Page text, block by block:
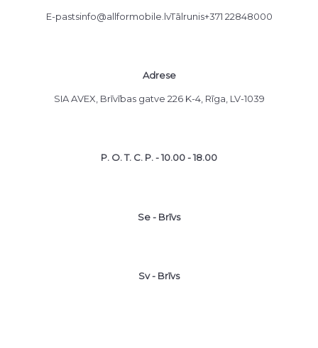
E-pastsinfo@allformobile.lvTālrunis+371 22848000
Adrese
SIA AVEX, Brīvības gatve 226 K-4, Rīga, LV-1039
P. O. T. C. P. - 10.00 - 18.00
Se - Brīvs
Sv - Brīvs